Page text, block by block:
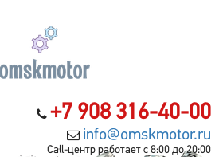
+7 908 316-40-00
info@omskmotor.ru
Call-центр работает с 8:00 до 20:00